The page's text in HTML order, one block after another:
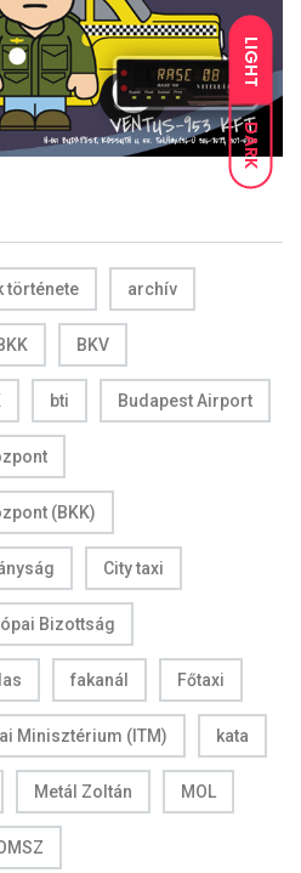
LIGHT
DARK
története archív
BKV
bti Budapest Airport
(BKK)
City taxi
Bizottság
fakanál Főtaxi
Minisztérium (ITM) kata
Metál Zoltán MOL